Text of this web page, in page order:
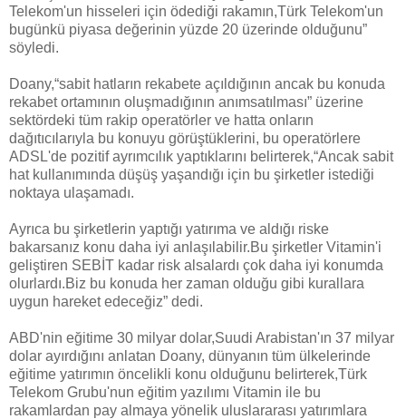
Telekom'un hisseleri için ödediği rakamın,Türk Telekom'un
bugünkü piyasa değerinin yüzde 20 üzerinde olduğunu”
söyledi.
Doany,“sabit hatların rekabete açıldığının ancak bu konuda
rekabet ortamının oluşmadığının anımsatılması” üzerine
sektördeki tüm rakip operatörler ve hatta onların
dağıtıcılarıyla bu konuyu görüştüklerini, bu operatörlere
ADSL'de pozitif ayrımcılık yaptıklarını belirterek,“Ancak sabit
hat kullanımında düşüş yaşandığı için bu şirketler istediği
noktaya ulaşamadı.
Ayrıca bu şirketlerin yaptığı yatırıma ve aldığı riske
bakarsanız konu daha iyi anlaşılabilir.Bu şirketler Vitamin'i
geliştiren SEBİT kadar risk alsalardı çok daha iyi konumda
olurlardı.Biz bu konuda her zaman olduğu gibi kurallara
uygun hareket edeceğiz” dedi.
ABD'nin eğitime 30 milyar dolar,Suudi Arabistan'ın 37 milyar
dolar ayırdığını anlatan Doany, dünyanın tüm ülkelerinde
eğitime yatırımın öncelikli konu olduğunu belirterek,Türk
Telekom Grubu'nun eğitim yazılımı Vitamin ile bu
rakamlardan pay almaya yönelik uluslararası yatırımlara